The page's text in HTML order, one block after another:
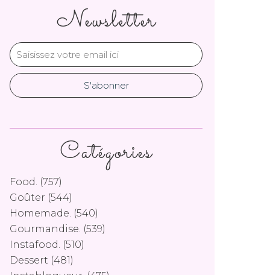
Newsletter
Catégories
Food. (757)
Goûter (544)
Homemade. (540)
Gourmandise. (539)
Instafood. (510)
Dessert (481)